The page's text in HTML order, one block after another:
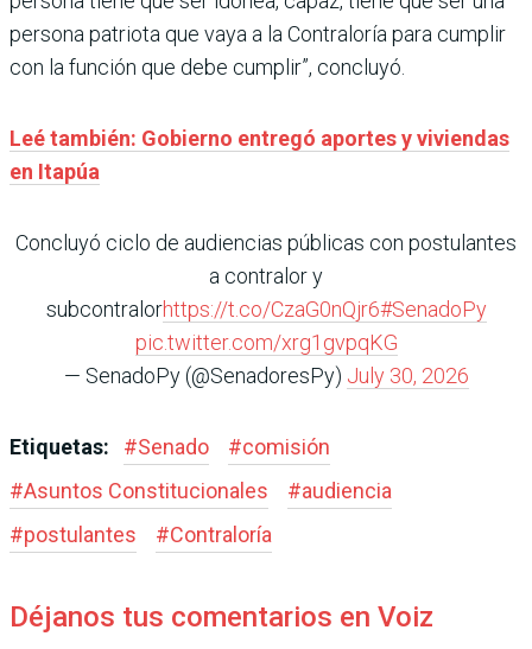
persona patriota que vaya a la Contraloría para cumplir
con la función que debe cumplir”, concluyó.
Leé también: Gobierno entregó aportes y viviendas
en Itapúa
Concluyó ciclo de audiencias públicas con postulantes
a contralor y
subcontralorhttps://t.co/CzaG0nQjr6#SenadoPy
pic.twitter.com/xrg1gvpqKG
— SenadoPy (@SenadoresPy) July 30, 2026
Etiquetas: #Senado #comisión
#Asuntos Constitucionales #audiencia
#postulantes #Contraloría
Déjanos tus comentarios en Voiz